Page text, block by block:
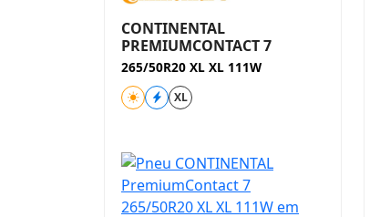
CONTINENTAL
PREMIUMCONTACT 7
265/50R20 XL XL 111W
XL